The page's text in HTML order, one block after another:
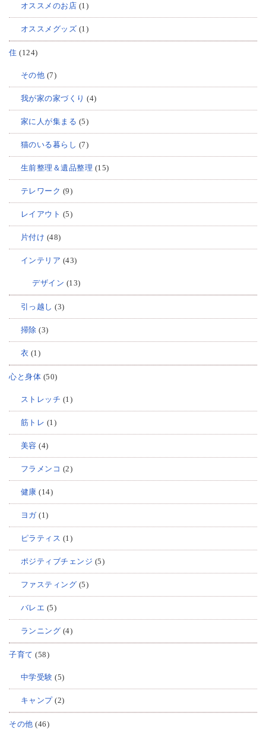
オススメのお店 (1)
オススメグッズ (1)
住 (124)
その他 (7)
我が家の家づくり (4)
家に人が集まる (5)
猫のいる暮らし (7)
生前整理＆遺品整理 (15)
テレワーク (9)
レイアウト (5)
片付け (48)
インテリア (43)
デザイン (13)
引っ越し (3)
掃除 (3)
衣 (1)
心と身体 (50)
ストレッチ (1)
筋トレ (1)
美容 (4)
フラメンコ (2)
健康 (14)
ヨガ(1)
ピラティス (1)
ポジティブチェンジ (5)
ファスティング (5)
バレエ (5)
ランニング (4)
子育て (58)
中学受験 (5)
キャンプ(2)
その他 (46)